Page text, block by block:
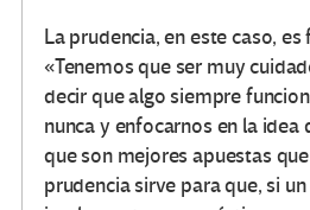
La prudencia, en este caso,
«Tenemos que ser muy
decir que algo siempre
nunca y enfocarnos en la idea
que son mejores apuestas
prudencia sirve para que, si